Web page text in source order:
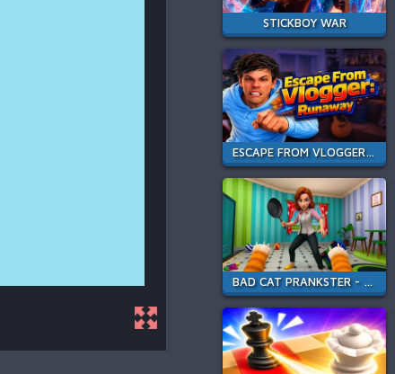
STICKBOY WAR
ESCAPE FROM VLOGGER: RUNAWAY
BAD CAT PRANKSTER - MOM IS RETURN